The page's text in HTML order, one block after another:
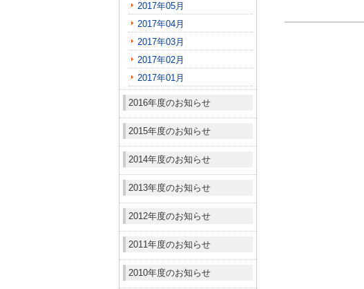
2017年05月
2017年04月
2017年03月
2017年02月
2017年01月
2016年度のお知らせ
2015年度のお知らせ
2014年度のお知らせ
2013年度のお知らせ
2012年度のお知らせ
2011年度のお知らせ
2010年度のお知らせ